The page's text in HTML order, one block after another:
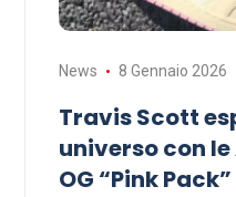
News 8 Gennaio 2026
Travis Scott
universo con le
OG “Pink Pack”